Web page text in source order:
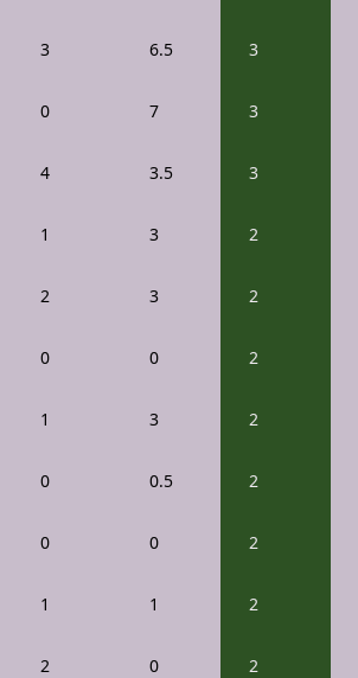
3 6.5 3
0 7 3
4 3.5 3
1 3 2
2 3 2
0 0 2
1 3 2
0 0.5 2
0 0 2
1 1 2
2 0 2